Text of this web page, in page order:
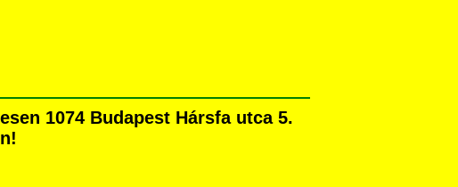
1074 Budapest Hársfa utca 5.